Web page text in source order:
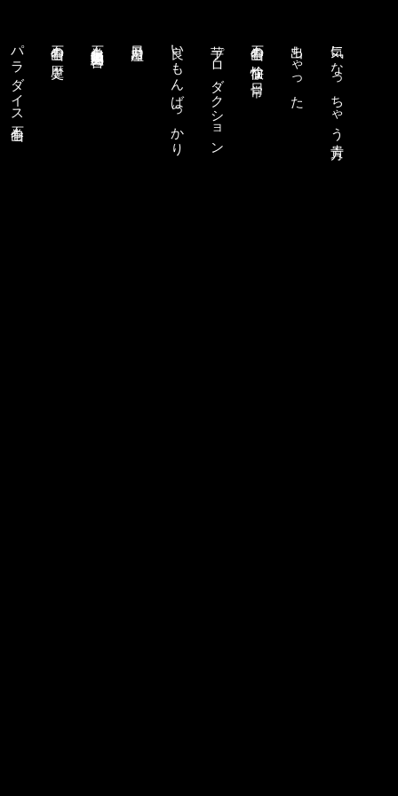
気になっちゃう貴方
出ちゃった
石巻山の愉快な日常
芋プロダクション
良いもんばっかり
石巻山の歴史
パラダイス石巻山